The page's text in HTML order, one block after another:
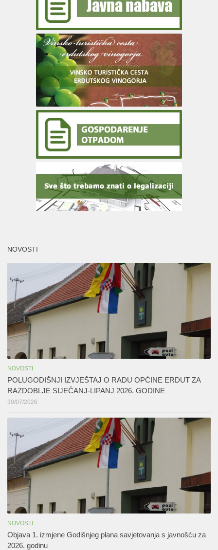
NOVOSTI
NOVOSTI
POLUGODIŠNJI IZVJEŠTAJ O RADU OPĆINE ERDUT ZA
RAZDOBLJE SIJEČANJ-LIPANJ 2026. GODINE
30/07/2026
NOVOSTI
Objava 1. izmjene Godišnjeg plana savjetovanja s javnošću za
2026. godinu